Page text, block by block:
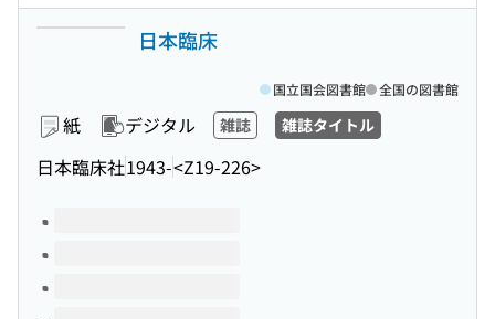
日本臨床
紙 デジタル 雑誌 雑誌タイトル
日本臨床社1943-<Z19-226>
国立国会図書館 全国の図書館
このタイトルの巻号